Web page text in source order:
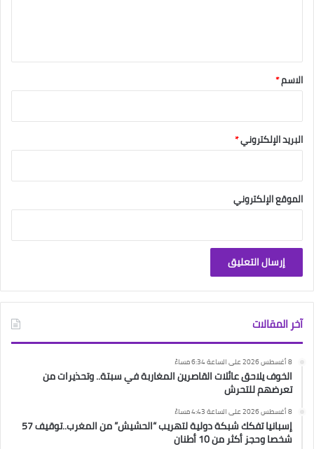
*
الاسم*
البريد الإلكتروني*
الموقع الإلكتروني
آخر المقالات
8 أغسطس 2026 على الساعة 6:34 مساءً
الخوف يلاحق عائلات القاصرين المغاربة في سبتة.. وتحذيرات من
تعرضهم للتحرش
8 أغسطس 2026 على الساعة 4:43 مساءً
إسبانيا تفكك شبكة دولية لتهريب “الحشيش” من المغرب..توقيف 57
شخصا وحجز أكثر من 10 أطنان